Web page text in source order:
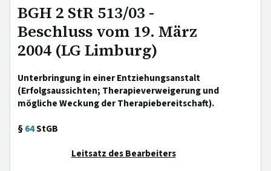
BGH 2 StR 513/03 -
Beschluss vom 19. März
2004 (LG Limburg)
Unterbringung in einer Entziehungsanstalt
(Erfolgsaussichten; Therapieverweigerung und
mögliche Weckung der Therapiebereitschaft).
§64StGB
Leitsatz des Bearbeiters